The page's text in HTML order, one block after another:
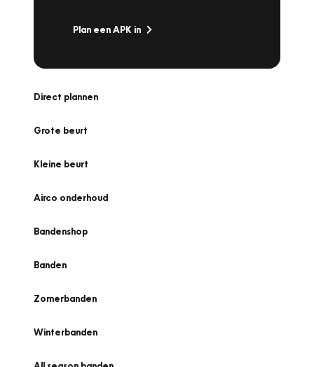
Plan een APK in
Direct plannen
Grote beurt
Kleine beurt
Airco onderhoud
Bandenshop
Banden
Zomerbanden
Winterbanden